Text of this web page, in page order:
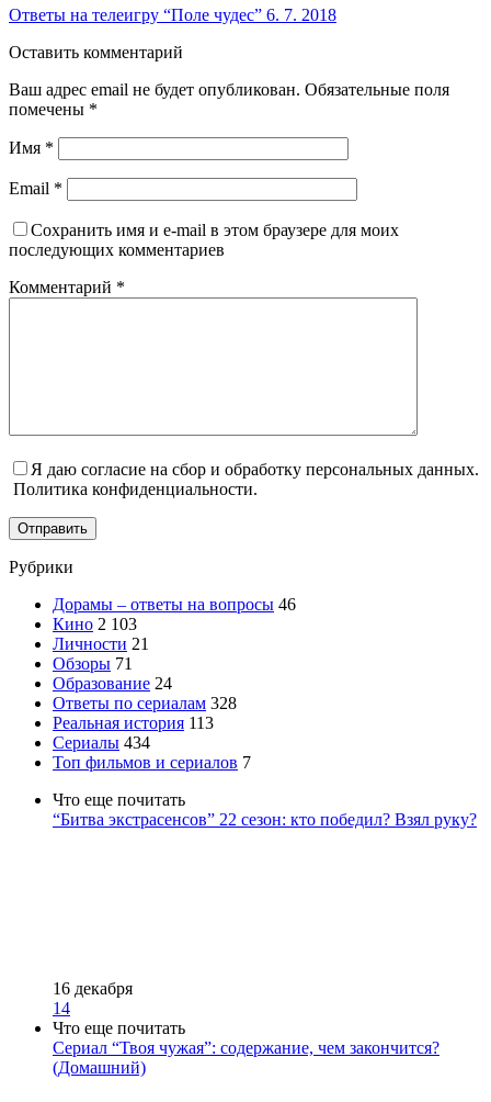
Ответы на телеигру “Поле чудес” 6. 7. 2018
Оставить комментарий
Ваш адрес email не будет опубликован. Обязательные поля
помечены *
Имя *
Email *
Сохранить имя и e-mail в этом браузере для моих
последующих комментариев
Комментарий *
Я даю согласие на сбор и обработку персональных данных.
Политика конфиденциальности.
Отправить
Рубрики
Дорамы – ответы на вопросы 46
Кино 2 103
Личности 21
Обзоры 71
Образование 24
Ответы по сериалам 328
Реальная история 113
Сериалы 434
Топ фильмов и сериалов 7
Что еще почитать
“Битва экстрасенсов” 22 сезон: кто победил? Взял руку?
16 декабря
14
Что еще почитать
Сериал “Твоя чужая”: содержание, чем закончится?
(Домашний)